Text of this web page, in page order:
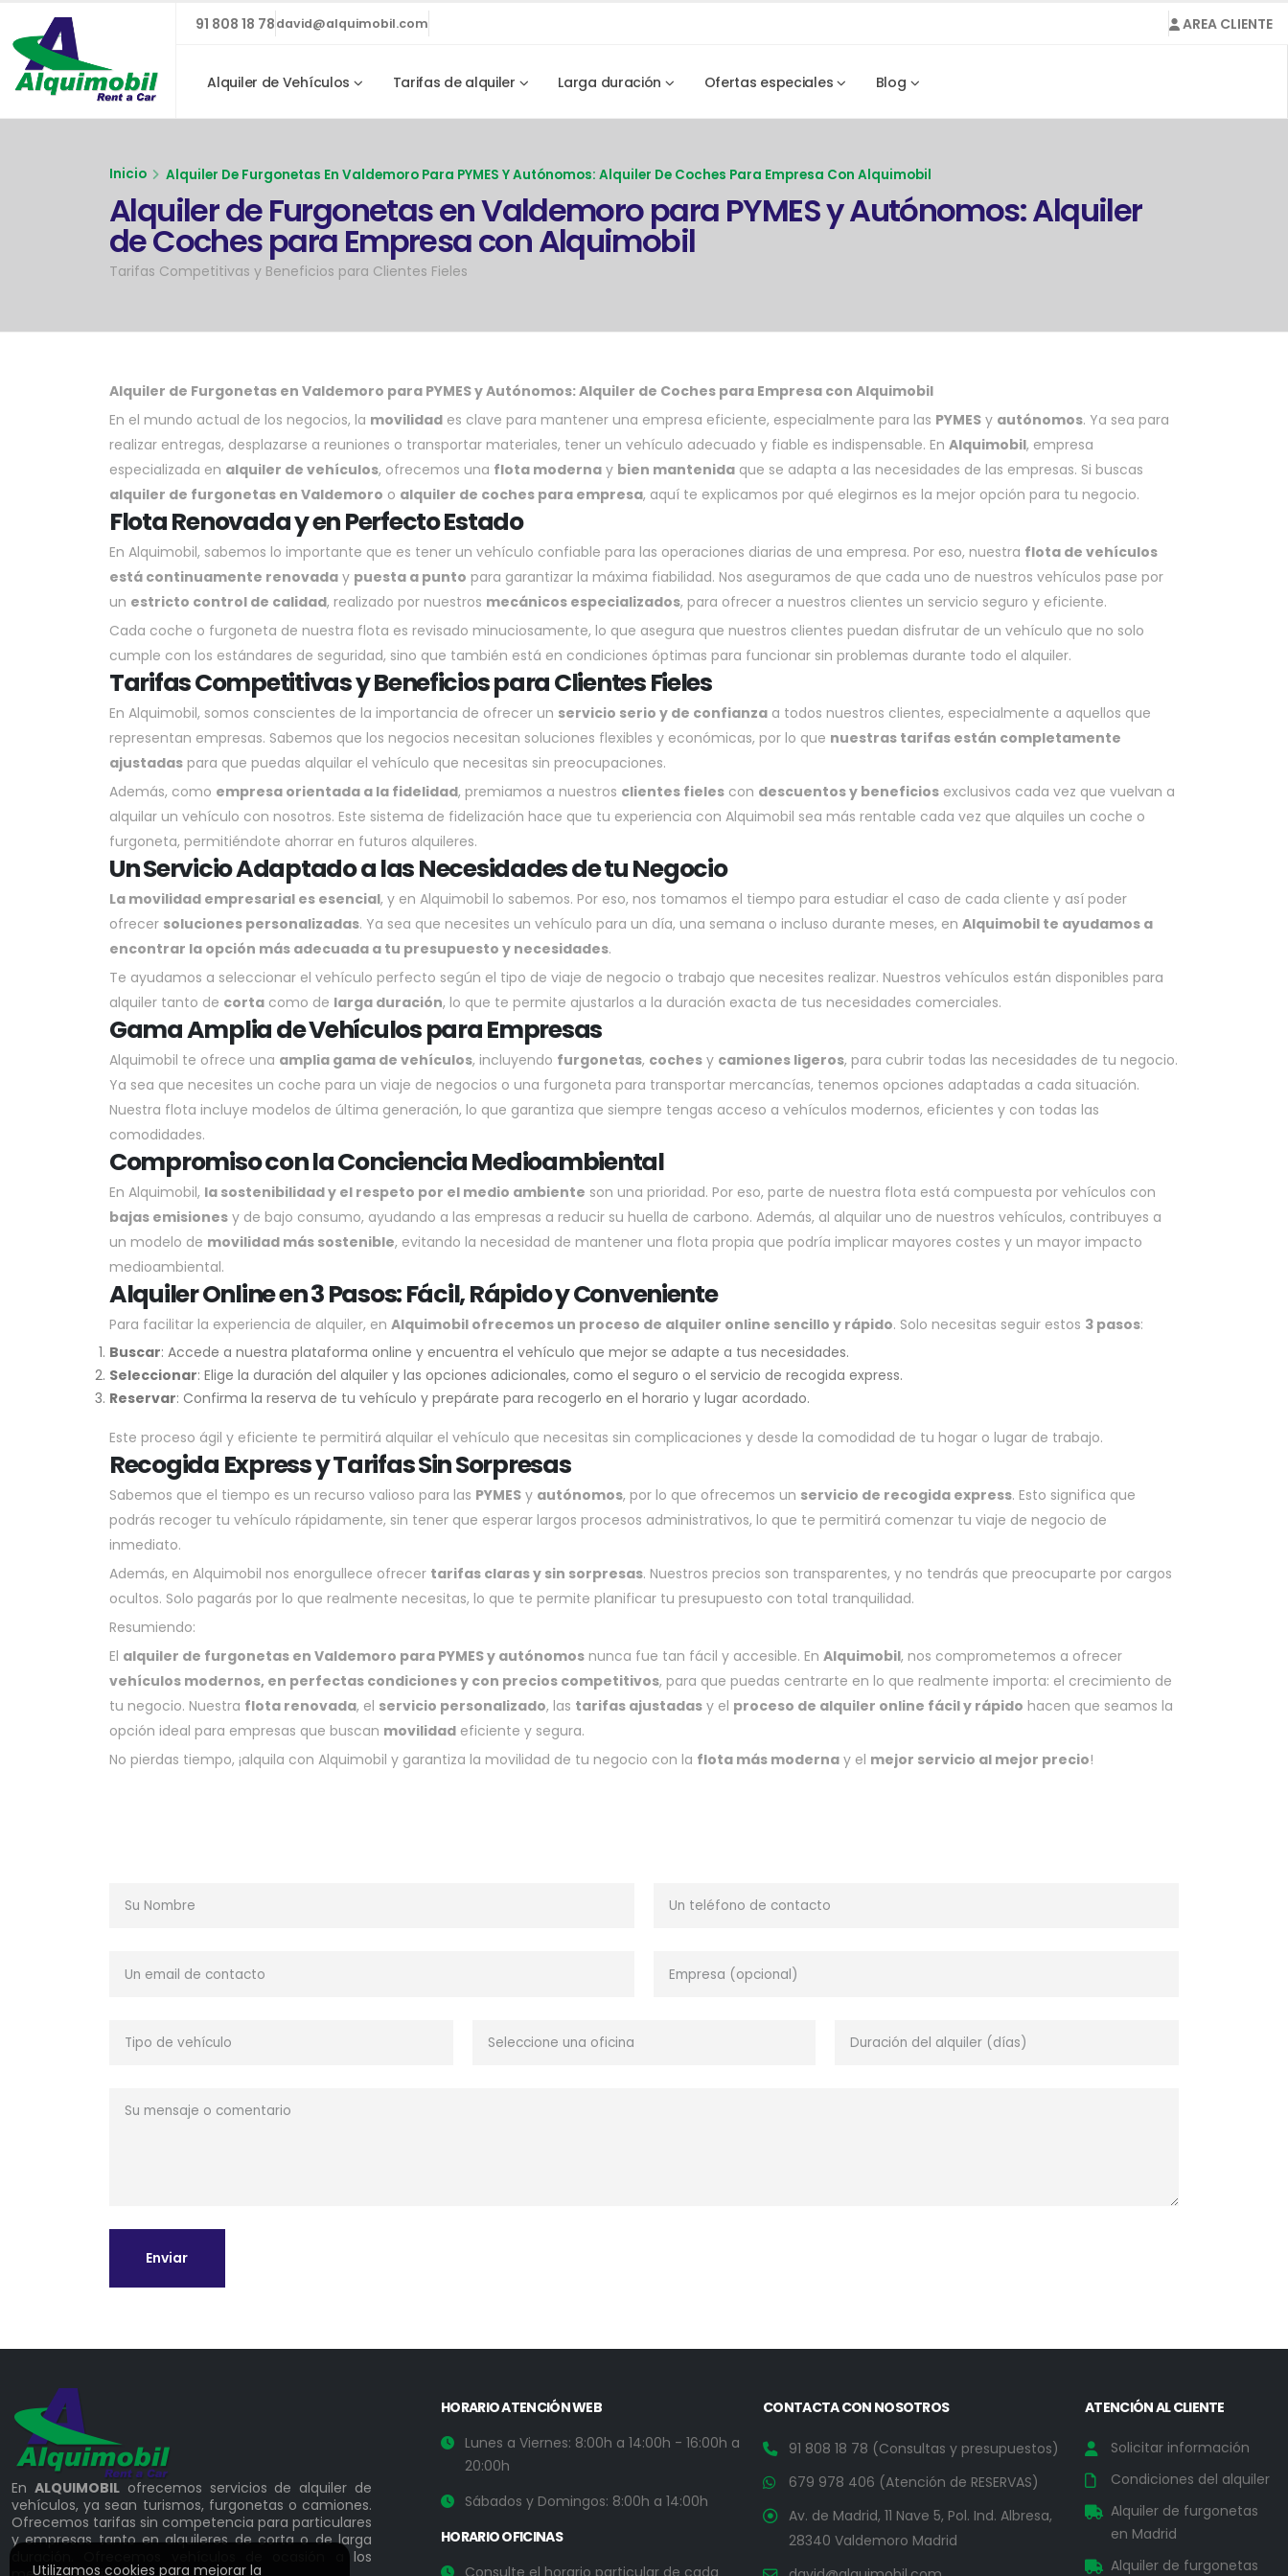
91 808 18 78david@alquimobil.com AREA CLIENTE
Alquiler de Vehículos Tarifas de alquiler Larga duración Ofertas especiales Blog
Inicio Alquiler De Furgonetas En Valdemoro Para PYMES Y Autónomos: Alquiler De Coches Para Empresa Con Alquimobil
Alquiler de Furgonetas en Valdemoro para PYMES y Autónomos: Alquiler
de Coches para Empresa con Alquimobil
Tarifas Competitivas y Beneficios para Clientes Fieles
Alquiler de Furgonetas en Valdemoro para PYMES y Autónomos: Alquiler de Coches para Empresa con Alquimobil
En el mundo actual de los negocios, la movilidad es clave para mantener una empresa eficiente, especialmente para las PYMES y autónomos. Ya sea para
realizar entregas, desplazarse a reuniones o transportar materiales, tener un vehículo adecuado y fiable es indispensable. En Alquimobil, empresa
especializada en alquiler de vehículos, ofrecemos una flota moderna y bien mantenida que se adapta a las necesidades de las empresas. Si buscas
alquiler de furgonetas en Valdemoro o alquiler de coches para empresa, aquí te explicamos por qué elegirnos es la mejor opción para tu negocio.
Flota Renovada y en Perfecto Estado
En Alquimobil, sabemos lo importante que es tener un vehículo confiable para las operaciones diarias de una empresa. Por eso, nuestra flota de vehículos
está continuamente renovada y puesta a punto para garantizar la máxima fiabilidad. Nos aseguramos de que cada uno de nuestros vehículos pase por
un estricto control de calidad, realizado por nuestros mecánicos especializados, para ofrecer a nuestros clientes un servicio seguro y eficiente.
Cada coche o furgoneta de nuestra flota es revisado minuciosamente, lo que asegura que nuestros clientes puedan disfrutar de un vehículo que no solo
cumple con los estándares de seguridad, sino que también está en condiciones óptimas para funcionar sin problemas durante todo el alquiler.
Tarifas Competitivas y Beneficios para Clientes Fieles
En Alquimobil, somos conscientes de la importancia de ofrecer un servicio serio y de confianza a todos nuestros clientes, especialmente a aquellos que
representan empresas. Sabemos que los negocios necesitan soluciones flexibles y económicas, por lo que nuestras tarifas están completamente
ajustadas para que puedas alquilar el vehículo que necesitas sin preocupaciones.
Además, como empresa orientada a la fidelidad, premiamos a nuestros clientes fieles con descuentos y beneficios exclusivos cada vez que vuelvan a
alquilar un vehículo con nosotros. Este sistema de fidelización hace que tu experiencia con Alquimobil sea más rentable cada vez que alquiles un coche o
furgoneta, permitiéndote ahorrar en futuros alquileres.
Un Servicio Adaptado a las Necesidades de tu Negocio
La movilidad empresarial es esencial, y en Alquimobil lo sabemos. Por eso, nos tomamos el tiempo para estudiar el caso de cada cliente y así poder
ofrecer soluciones personalizadas. Ya sea que necesites un vehículo para un día, una semana o incluso durante meses, en Alquimobil te ayudamos a
encontrar la opción más adecuada a tu presupuesto y necesidades.
Te ayudamos a seleccionar el vehículo perfecto según el tipo de viaje de negocio o trabajo que necesites realizar. Nuestros vehículos están disponibles para
alquiler tanto de corta como de larga duración, lo que te permite ajustarlos a la duración exacta de tus necesidades comerciales.
Gama Amplia de Vehículos para Empresas
Alquimobil te ofrece una amplia gama de vehículos, incluyendo furgonetas, coches y camiones ligeros, para cubrir todas las necesidades de tu negocio.
Ya sea que necesites un coche para un viaje de negocios o una furgoneta para transportar mercancías, tenemos opciones adaptadas a cada situación.
Nuestra flota incluye modelos de última generación, lo que garantiza que siempre tengas acceso a vehículos modernos, eficientes y con todas las
comodidades.
Compromiso con la Conciencia Medioambiental
En Alquimobil, la sostenibilidad y el respeto por el medio ambiente son una prioridad. Por eso, parte de nuestra flota está compuesta por vehículos con
bajas emisiones y de bajo consumo, ayudando a las empresas a reducir su huella de carbono. Además, al alquilar uno de nuestros vehículos, contribuyes a
un modelo de movilidad más sostenible, evitando la necesidad de mantener una flota propia que podría implicar mayores costes y un mayor impacto
medioambiental.
Alquiler Online en 3 Pasos: Fácil, Rápido y Conveniente
Para facilitar la experiencia de alquiler, en Alquimobil ofrecemos un proceso de alquiler online sencillo y rápido. Solo necesitas seguir estos 3 pasos:
Buscar: Accede a nuestra plataforma online y encuentra el vehículo que mejor se adapte a tus necesidades.
Seleccionar: Elige la duración del alquiler y las opciones adicionales, como el seguro o el servicio de recogida express.
Reservar: Confirma la reserva de tu vehículo y prepárate para recogerlo en el horario y lugar acordado.
Este proceso ágil y eficiente te permitirá alquilar el vehículo que necesitas sin complicaciones y desde la comodidad de tu hogar o lugar de trabajo.
Recogida Express y Tarifas Sin Sorpresas
Sabemos que el tiempo es un recurso valioso para las PYMES y autónomos, por lo que ofrecemos un servicio de recogida express. Esto significa que
podrás recoger tu vehículo rápidamente, sin tener que esperar largos procesos administrativos, lo que te permitirá comenzar tu viaje de negocio de
inmediato.
Además, en Alquimobil nos enorgullece ofrecer tarifas claras y sin sorpresas. Nuestros precios son transparentes, y no tendrás que preocuparte por cargos
ocultos. Solo pagarás por lo que realmente necesitas, lo que te permite planificar tu presupuesto con total tranquilidad.
Resumiendo:
El alquiler de furgonetas en Valdemoro para PYMES y autónomos nunca fue tan fácil y accesible. En Alquimobil, nos comprometemos a ofrecer
vehículos modernos, en perfectas condiciones y con precios competitivos, para que puedas centrarte en lo que realmente importa: el crecimiento de
tu negocio. Nuestra flota renovada, el servicio personalizado, las tarifas ajustadas y el proceso de alquiler online fácil y rápido hacen que seamos la
opción ideal para empresas que buscan movilidad eficiente y segura.
No pierdas tiempo, ¡alquila con Alquimobil y garantiza la movilidad de tu negocio con la flota más moderna y el mejor servicio al mejor precio!
Enviar
En ALQUIMOBILofrecemos servicios de alquiler de
vehículos, ya sean turismos, furgonetas o camiones.
Ofrecemos tarifas sin competencia para particulares
y empresas tanto en alquileres de corta o de larga
duración. Ofrecemos vehículos de ocasión a los
HORARIO ATENCIÓN WEB
Lunes a Viernes: 8:00h a 14:00h - 16:00h a
20:00h
Sábados y Domingos: 8:00h a 14:00h
HORARIO OFICINAS
Consulte el horario particular de cada
CONTACTA CON NOSOTROS
91 808 18 78 (Consultas y presupuestos)
679 978 406 (Atención de RESERVAS)
Av. de Madrid, 11 Nave 5, Pol. Ind. Albresa,
28340 Valdemoro Madrid
ATENCIÓN AL CLIENTE
Solicitar información
Condiciones del alquiler
Alquiler de furgonetas
en Madrid
Alquiler de furgonetas
Utilizamos cookies para mejorar la